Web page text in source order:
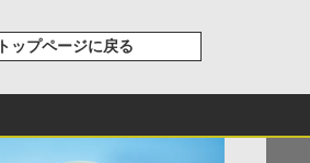
トップページに戻る